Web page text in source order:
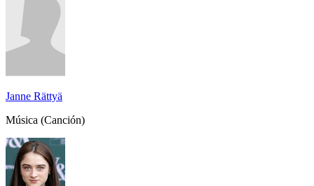
Janne Rättyä
Música (Canción)